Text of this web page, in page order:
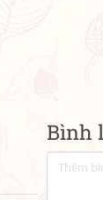
Bình